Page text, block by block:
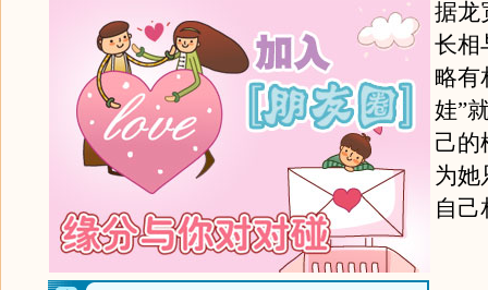
据龙
长相
略有
娃”
己的
为她
自己